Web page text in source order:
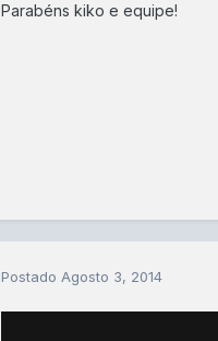
Parabéns kiko e equipe!
Postado Agosto 3, 2014